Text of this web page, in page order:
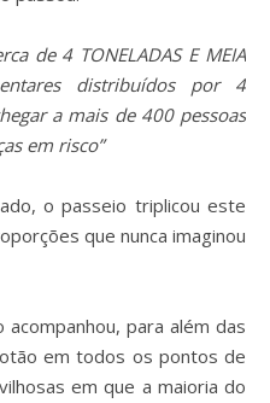
de 4 TONELADAS E MEIA
distribuídos por 4
a mais de 400 pessoas
em risco”
o passeio triplicou este
que nunca imaginou
para além das
em todos os pontos de
em que a maioria do